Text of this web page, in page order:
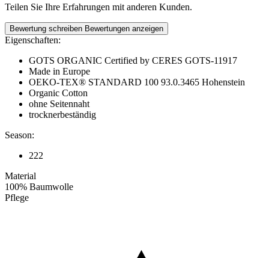
Teilen Sie Ihre Erfahrungen mit anderen Kunden.
Bewertung schreiben Bewertungen anzeigen
Eigenschaften:
GOTS ORGANIC Certified by CERES GOTS-11917
Made in Europe
OEKO-TEX® STANDARD 100 93.0.3465 Hohenstein
Organic Cotton
ohne Seitennaht
trocknerbeständig
Season:
222
Material
100% Baumwolle
Pflege